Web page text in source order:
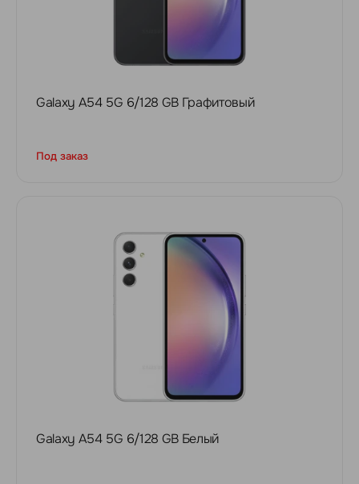
Galaxy A54 5G 6/128 GB Графитовый
Под заказ
Galaxy A54 5G 6/128 GB Белый